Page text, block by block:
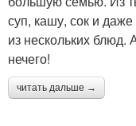
суп, кашу, сок и
из нескольких блюд.
нечего!
читать дальше →